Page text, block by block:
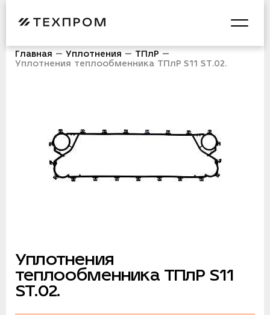
Главная Уплотнения
ТПлР
Уплотнения теплообменника ТПлР S11 ST.02.
Уплотнения
теплообменника ТПлР S11
ST.02.